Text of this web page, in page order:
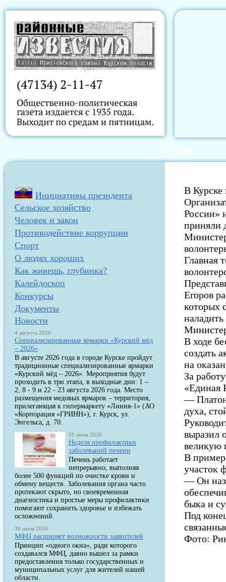
Инициативы президента
Сельское хозяйство
Человек и закон
Противодействие коррупции
Спорт
О людях хороших
Как живешь, глубинка?
Калейдоскоп
Конкурсы
Документы
Новости
4 августа 2026
Специализированные ярмарки «Курский мёд
– 2026»
В августе 2026 года в городе Курске пройдут
традиционные специализированные ярмарки
«Курский мёд – 2026». Мероприятия будут
проходить в три этапа, в выходные дни: 1 –
2, 8 - 9 и 22 - 23 августа 2026 года. Место
размещения медовых ярмарок – территория,
прилегающая к гипермаркету «Линия-1» (АО
«Корпорация «ГРИНН»), г. Курск, ул.
Энгельса, д. 70.
31 июля 2026
Неделя профилактики
заболеваний печени
Печень работает
непрерывно, выполняя
более 500 функций по очистке крови и
обмену веществ. Заболевания органа часто
протекают скрыто, но своевременная
диагностика и простые меры профилактики
помогают сохранить здоровье и избежать
осложнений.
30 июля 2026
МФЦ расширяет возможности заявителей
Принцип «одного окна», ради которого
создавался МФЦ, давно вышел за рамки
предоставления только государственных и
муниципальных услуг для жителей нашей
области.
В
России»
приняли
Главная
Егоров
которых
В ходе
создать
на
За
«Единая
—
духа,
выразил
великую
В
участок
— Он
быка и
Под
Фото: